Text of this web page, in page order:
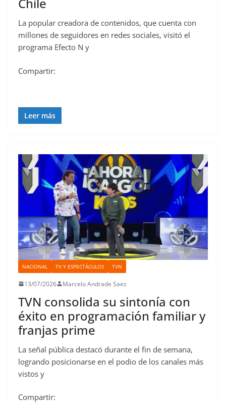
Chile
La popular creadora de contenidos, que cuenta con
millones de seguidores en redes sociales, visitó el
programa Efecto N y
Compartir:
Leer más
NACIONAL TV Y ESPECTÁCULOS TVN
13/07/2026 Marcelo Andrade Saez
TVN consolida su sintonía con
éxito en programación familiar y
franjas prime
La señal pública destacó durante el fin de semana,
logrando posicionarse en el podio de los canales más
vistos y
Compartir: